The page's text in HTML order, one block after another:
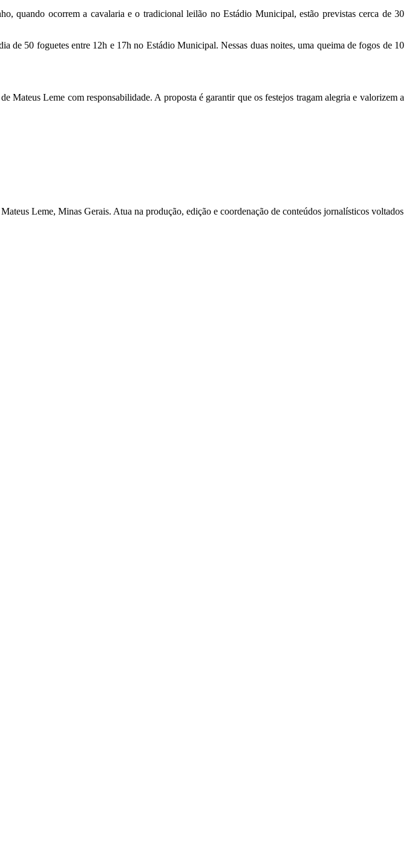
quando ocorrem a cavalaria e o tradicional leilão no Estádio Municipal, estão previstas cerca de 30
de 50 foguetes entre 12h e 17h no Estádio Municipal. Nessas duas noites, uma queima de fogos de 10
Mateus Leme com responsabilidade. A proposta é garantir que os festejos tragam alegria e valorizem a
Leme, Minas Gerais. Atua na produção, edição e coordenação de conteúdos jornalísticos voltados